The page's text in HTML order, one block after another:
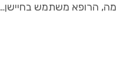
הרופא משתמש בחיישן…